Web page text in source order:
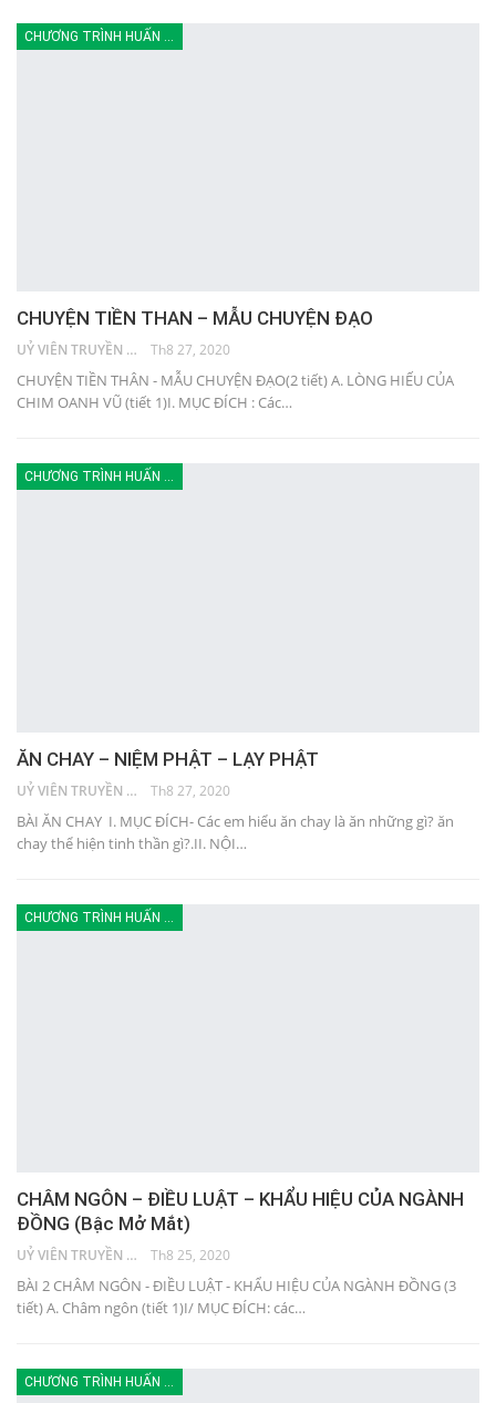
CHUYỆN TIỀN THAN – MẪU CHUYỆN ĐẠO
UỶ VIÊN TRUYỀN THÔNG Th8 27, 2020
CHUYỆN TIỀN THÂN - MẪU CHUYỆN ĐẠO(2 tiết) A. LÒNG HIẾU CỦA
CHIM OANH VŨ (tiết 1)I. MỤC ĐÍCH : Các…
CHƯƠNG TRÌNH HUẤN LUYỆN
ĂN CHAY – NIỆM PHẬT – LẠY PHẬT
UỶ VIÊN TRUYỀN THÔNG Th8 27, 2020
BÀI ĂN CHAY I. MỤC ĐÍCH- Các em hiểu ăn chay là ăn những gì? ăn
chay thể hiện tinh thần gì?.II. NỘI…
CHÂM NGÔN – ĐIỀU LUẬT – KHẨU HIỆU CỦA NGÀNH
ĐỒNG (Bậc Mở Mắt)
UỶ VIÊN TRUYỀN THÔNG Th8 25, 2020
BÀI 2 CHÂM NGÔN - ĐIỀU LUẬT - KHẨU HIỆU CỦA NGÀNH ĐỒNG (3
tiết) A. Châm ngôn (tiết 1)I/ MỤC ĐÍCH: các…
CHƯƠNG TRÌNH HUẤN LUYỆN